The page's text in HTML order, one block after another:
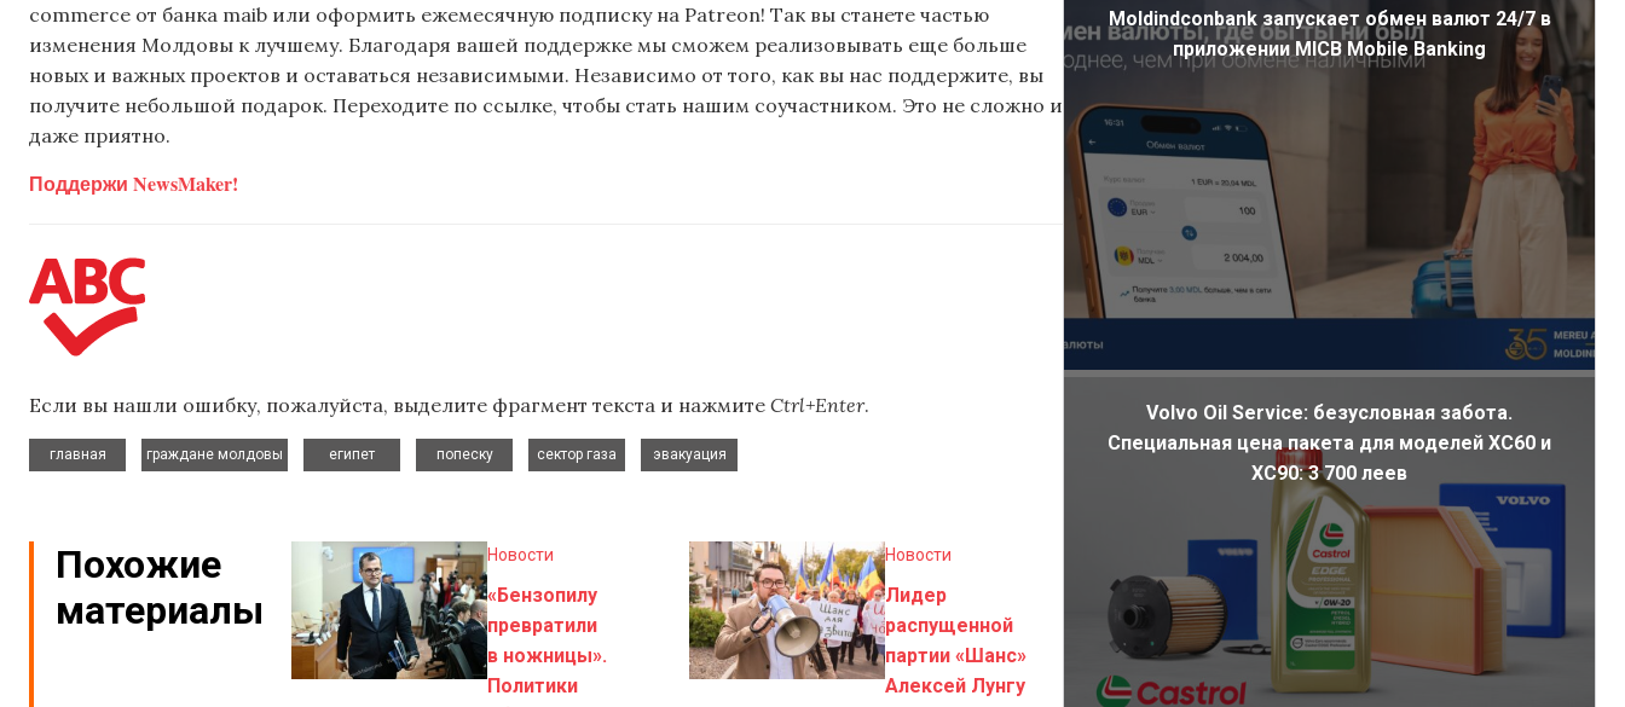
commerce от банка maib или оформить ежемесячную подписку на Patreon! Так вы станете частью
изменения Молдовы к лучшему. Благодаря вашей поддержке мы сможем реализовывать еще больше
новых и важных проектов и оставаться независимыми. Независимо от того, как вы нас поддержите, вы
получите небольшой подарок. Переходите по ссылке, чтобы стать нашим соучастником. Это не сложно и
даже приятно.
Поддержи NewsMaker!
Если вы нашли ошибку, пожалуйста, выделите фрагмент текста и нажмите Ctrl+Enter.
главная
граждане молдовы
египет
попеску
сектор газа
эвакуация
Похожие
материалы
Новости
«Бензопилу
превратили
в ножницы».
Политики
Новости
Лидер
распущенной
партии «Шанс»
Алексей Лунгу
Moldindconbank запускает обмен валют 24/7 в
приложении MICB Mobile Banking
Volvo Oil Service: безусловная забота.
Специальная цена пакета для моделей XC60 и
XC90: 3 700 леев